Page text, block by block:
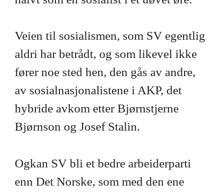
Veien til sosialismen, som SV egentlig
aldri har betrådt, og som likevel ikke
fører noe sted hen, den gås av andre,
av sosialnasjonalistene i AKP, det
hybride avkom etter Bjørnstjerne
Bjørnson og Josef Stalin.
Ogkan SV bli et bedre arbeiderparti
enn Det Norske, som med den ene